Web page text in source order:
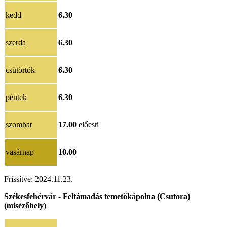
kedd 6.30
szerda 6.30
csütörtök 6.30
péntek 6.30
szombat 17.00 előesti
vasárnap 10.00
Frissítve: 2024.11.23.
Székesfehérvár - Feltámadás temetőkápolna (Csutora)
(misézőhely)